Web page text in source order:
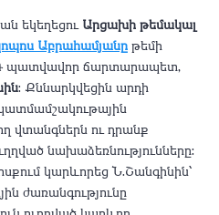
եկեղեցու Արցախի թեմակալ
Աբրահամյանը թեմի
պատվավոր ճարտարապետ,
։ Քննարկվեցին արդի
վտանգներն ու դրանք
նախաձեռնությունները։
կարևորեց Ն․Շանգինին՝
ժառանգությունը